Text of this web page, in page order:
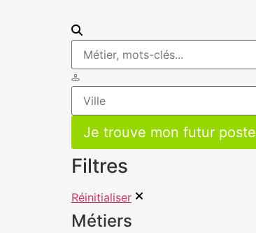
Filtres
Réinitialiser
Métiers